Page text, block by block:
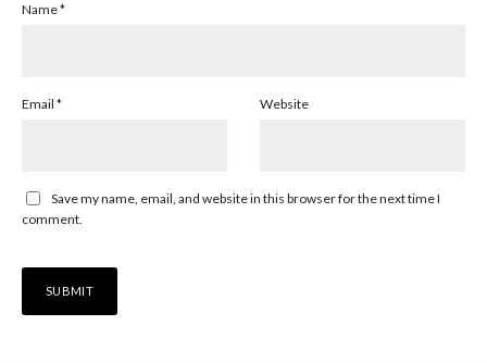
Name*
Email * Website
Save my name, email, and website in this browser for the next time I
comment.